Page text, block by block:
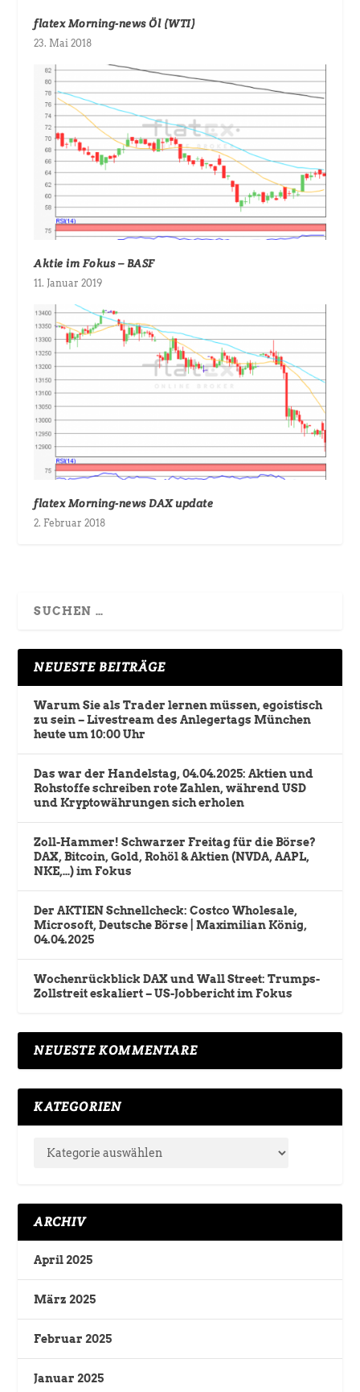
flatex Morning-news Öl (WTI)
23. Mai 2018
Aktie im Fokus – BASF
11. Januar 2019
flatex Morning-news DAX update
2. Februar 2018
NEUESTE BEITRÄGE
Warum Sie als Trader lernen müssen, egoistisch
zu sein – Livestream des Anlegertags München
heute um 10:00 Uhr
Das war der Handelstag, 04.04.2025: Aktien und
Rohstoffe schreiben rote Zahlen, während USD
und Kryptowährungen sich erholen
Zoll-Hammer! Schwarzer Freitag für die Börse?
DAX, Bitcoin, Gold, Rohöl & Aktien (NVDA, AAPL,
NKE,…) im Fokus
Der AKTIEN Schnellcheck: Costco Wholesale,
Microsoft, Deutsche Börse | Maximilian König,
04.04.2025
Wochenrückblick DAX und Wall Street: Trumps-
Zollstreit eskaliert – US-Jobbericht im Fokus
NEUESTE KOMMENTARE
KATEGORIEN
ARCHIV
April 2025
März 2025
Februar 2025
Januar 2025